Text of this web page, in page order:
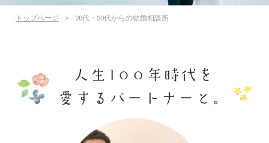
トップページ > 20代・30代からの結婚相談所